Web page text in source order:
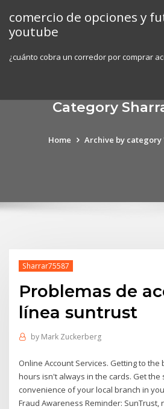
content
comercio de opciones y
youtube
¿cuánto cobra un corredor por comprar
Category
Home Archive by category
Sharrar75587
Problemas de
línea suntrust
by Mark Zuckerberg
Online Account Services. Getting to
hours isn't always in the cards. Get the
convenience of your local branch in
Fraud Awareness Reminder: SunTrust,